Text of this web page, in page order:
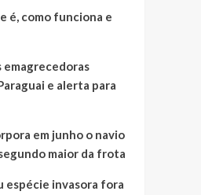
é, como funciona e
e alerta para
em junho o navio
maior da frota
espécie invasora fora